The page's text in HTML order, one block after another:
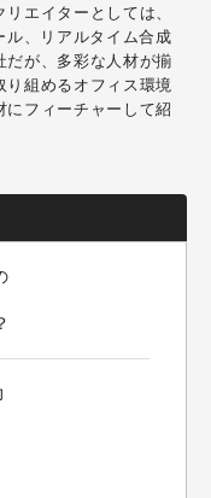
リエイターとしては、
ル、リアルタイム合成
だが、多彩な人材が揃
り組めるオフィス環境
にフィーチャーして紹